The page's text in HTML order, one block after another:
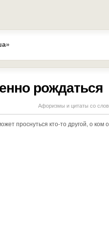
рождаться
Афоризмы и цитаты со
проснуться кто-то другой, о ком